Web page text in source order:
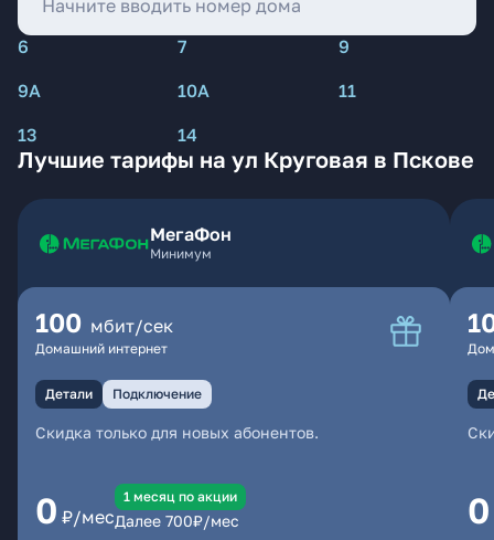
6 7
9
9А
10А
11
13
14
Лучшие тарифы на ул Круговая в Пскове
МегаФон
Минимум
100 мбит/сек
Домашний интернет
Детали Подключение
Скидка только для новых абонентов.
0 ₽/мес
1 месяц по акции
Далее 700₽/мес 0